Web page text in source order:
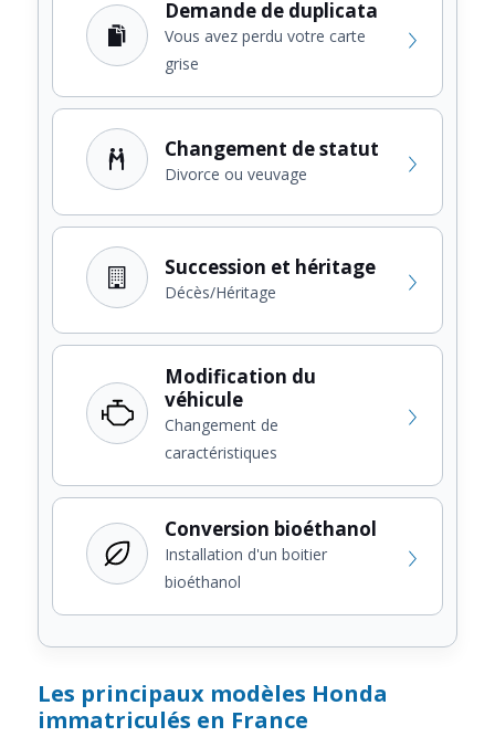
Demande de duplicata
Vous avez perdu votre carte
grise
Changement de statut
Divorce ou veuvage
Succession et héritage
Décès/Héritage
Modification du
véhicule
Changement de
caractéristiques
Conversion bioéthanol
Installation d'un boitier
bioéthanol
Les principaux modèles Honda
immatriculés en France